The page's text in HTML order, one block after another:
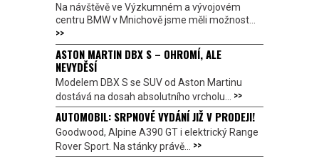
Na návštěvě ve Výzkumném a vývojovém
centru BMW v Mnichově jsme měli možnost...
>>
ASTON MARTIN DBX S – OHROMÍ, ALE
NEVYDĚSÍ
Modelem DBX S se SUV od Aston Martinu
dostává na dosah absolutního vrcholu... >>
AUTOMOBIL: SRPNOVÉ VYDÁNÍ JIŽ V PRODEJI!
Goodwood, Alpine A390 GT i elektrický Range
Rover Sport. Na stánky právě... >>